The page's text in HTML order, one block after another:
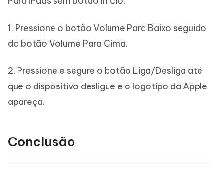
1. Pressione o botão Volume Para Baixo seguido
do botão Volume Para Cima.
2. Pressione e segure o botão Liga/Desliga até
que o dispositivo desligue e o logotipo da Apple
apareça.
Conclusão